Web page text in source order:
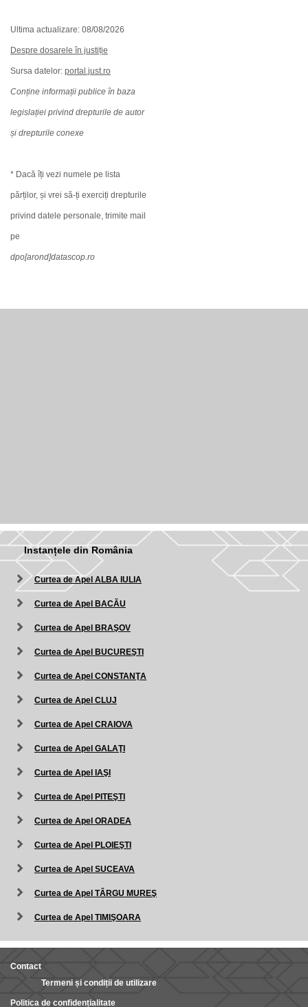
Ultima actualizare: 08/08/2026
Despre dosarele în justiție
Sursa datelor: portal.just.ro
Conține informații publice în baza
legislației privind drepturile de autor
și drepturile conexe
* Dacă îți vezi numele pe lista
părților, și vrei să-ți exerciți drepturile
privind datele personale, trimite mail
pe
dpo[arond]datascop.ro
Instanțele din România
Curtea de Apel ALBA IULIA
Curtea de Apel BACĂU
Curtea de Apel BRAŞOV
Curtea de Apel BUCUREŞTI
Curtea de Apel CONSTANŢA
Curtea de Apel CLUJ
Curtea de Apel CRAIOVA
Curtea de Apel GALAŢI
Curtea de Apel IAŞI
Curtea de Apel PITEŞTI
Curtea de Apel ORADEA
Curtea de Apel PLOIEŞTI
Curtea de Apel SUCEAVA
Curtea de Apel TÂRGU MUREŞ
Curtea de Apel TIMIŞOARA
Contact
Termeni și condiții de utilizare
Politica de confidențialitate